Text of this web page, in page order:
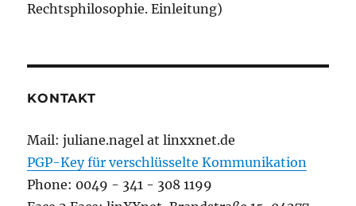
Rechtsphilosophie. Einleitung)
KONTAKT
Mail: juliane.nagel at linxxnet.de
PGP-Key für verschlüsselte Kommunikation
Phone: 0049 - 341 - 308 1199